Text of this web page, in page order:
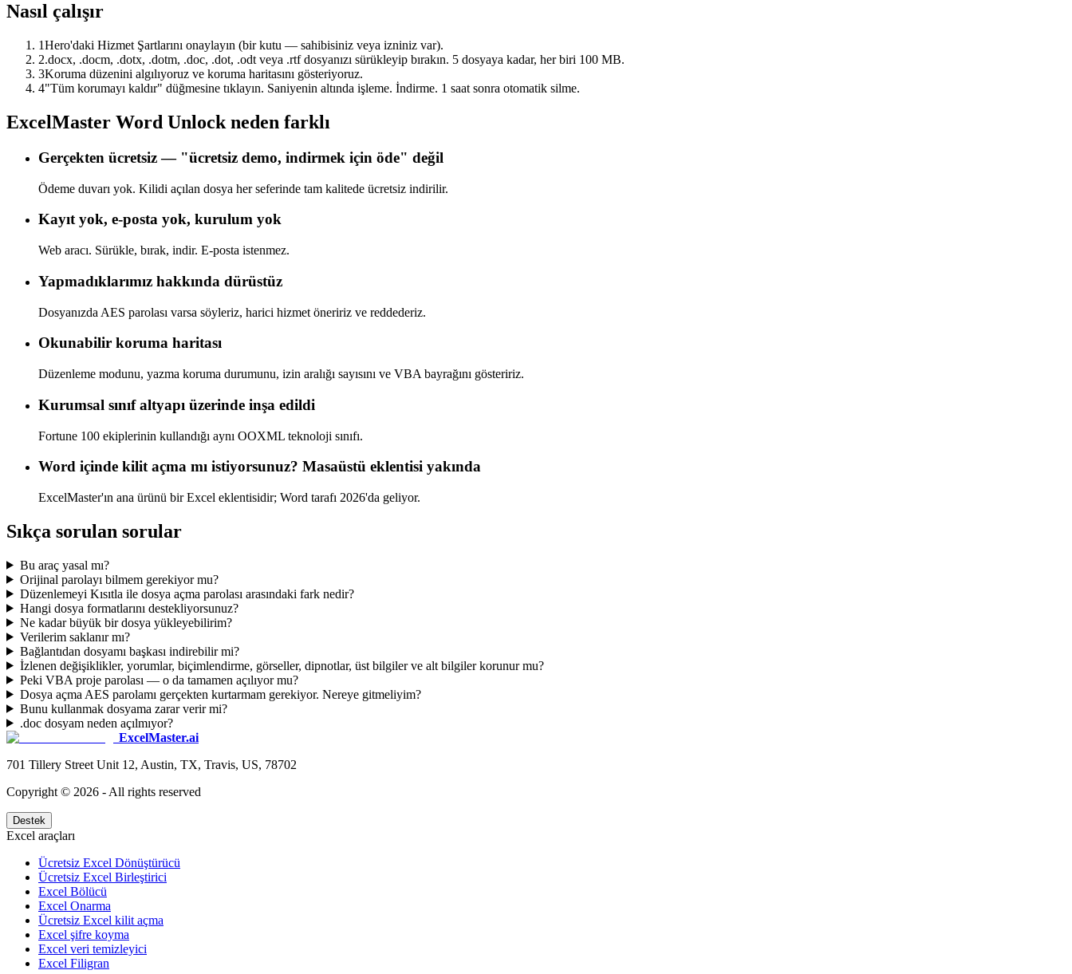
Nasıl çalışır
1Hero'daki Hizmet Şartlarını onaylayın (bir kutu — sahibisiniz veya izniniz var).
2.docx, .docm, .dotx, .dotm, .doc, .dot, .odt veya .rtf dosyanızı sürükleyip bırakın. 5 dosyaya kadar, her biri 100 MB.
3Koruma düzenini algılıyoruz ve koruma haritasını gösteriyoruz.
4"Tüm korumayı kaldır" düğmesine tıklayın. Saniyenin altında işleme. İndirme. 1 saat sonra otomatik silme.
ExcelMaster Word Unlock neden farklı
Gerçekten ücretsiz — "ücretsiz demo, indirmek için öde" değil
Ödeme duvarı yok. Kilidi açılan dosya her seferinde tam kalitede ücretsiz indirilir.
Kayıt yok, e-posta yok, kurulum yok
Web aracı. Sürükle, bırak, indir. E-posta istenmez.
Yapmadıklarımız hakkında dürüstüz
Dosyanızda AES parolası varsa söyleriz, harici hizmet öneririz ve reddederiz.
Okunabilir koruma haritası
Düzenleme modunu, yazma koruma durumunu, izin aralığı sayısını ve VBA bayrağını gösteririz.
Kurumsal sınıf altyapı üzerinde inşa edildi
Fortune 100 ekiplerinin kullandığı aynı OOXML teknoloji sınıfı.
Word içinde kilit açma mı istiyorsunuz? Masaüstü eklentisi yakında
ExcelMaster'ın ana ürünü bir Excel eklentisidir; Word tarafı 2026'da geliyor.
Sıkça sorulan sorular
Bu araç yasal mı?
Orijinal parolayı bilmem gerekiyor mu?
Düzenlemeyi Kısıtla ile dosya açma parolası arasındaki fark nedir?
Hangi dosya formatlarını destekliyorsunuz?
Ne kadar büyük bir dosya yükleyebilirim?
Verilerim saklanır mı?
Bağlantıdan dosyamı başkası indirebilir mi?
İzlenen değişiklikler, yorumlar, biçimlendirme, görseller, dipnotlar, üst bilgiler ve alt bilgiler korunur mu?
Peki VBA proje parolası — o da tamamen açılıyor mu?
Dosya açma AES parolamı gerçekten kurtarmam gerekiyor. Nereye gitmeliyim?
Bunu kullanmak dosyama zarar verir mi?
.doc dosyam neden açılmıyor?
ExcelMaster.ai
701 Tillery Street Unit 12, Austin, TX, Travis, US, 78702
Copyright © 2026 - All rights reserved
Destek
Excel araçları
Ücretsiz Excel Dönüştürücü
Ücretsiz Excel Birleştirici
Excel Bölücü
Excel Onarma
Ücretsiz Excel kilit açma
Excel şifre koyma
Excel veri temizleyici
Excel Filigran